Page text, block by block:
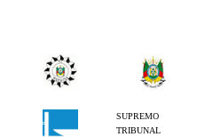
SUPREMO
TRIBUNAL